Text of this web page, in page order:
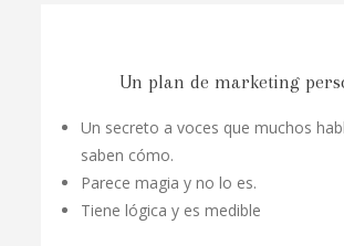
Un plan de marketing
Un secreto a voces que muchos
saben cómo.
Parece magia y no lo es.
Tiene lógica y es medible